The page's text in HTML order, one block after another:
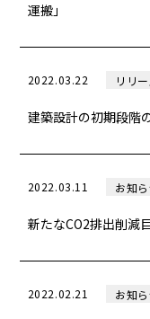
運搬」
2022.03.22 リリー
建築設計の初期段階
2022.03.11 お知
新たなCO2排出削減
2022.02.21 お知